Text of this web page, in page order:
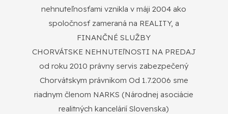
nehnuteľnosťami vznikla v máji 2004 ako
spoločnosť zameraná na REALITY, a
FINANČNÉ SLUŽBY
CHORVÁTSKE NEHNUTEľNOSTI NA PREDAJ
od roku 2010 právny servis zabezpečený
Chorvátskym právnikom Od 1.7.2006 sme
riadnym členom NARKS (Národnej asociácie
realitných kancelárií Slovenska)